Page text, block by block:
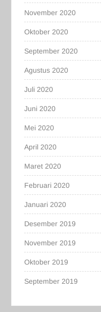
November 2020
Oktober 2020
September 2020
Agustus 2020
Juli 2020
Juni 2020
Mei 2020
April 2020
Maret 2020
Februari 2020
Januari 2020
Desember 2019
November 2019
Oktober 2019
September 2019